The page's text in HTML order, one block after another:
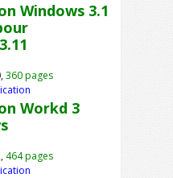
Windows 3.1
360 pages
Workd 3
464 pages